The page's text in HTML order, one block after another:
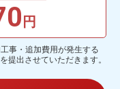
円
事・追加費用が発生する
提出させていただきます。